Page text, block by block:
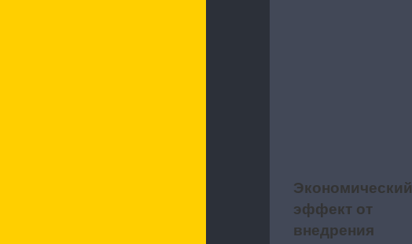
Экономический
эффект от
внедрения